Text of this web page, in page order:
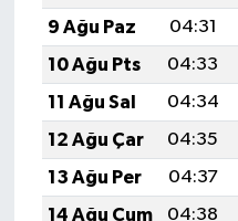
9 Ağu Paz
04:31
10 Ağu Pts
04:33
11 Ağu Sal
04:34
12 Ağu Çar
04:35
13 Ağu Per
04:37
14 Ağu Cum
04:38